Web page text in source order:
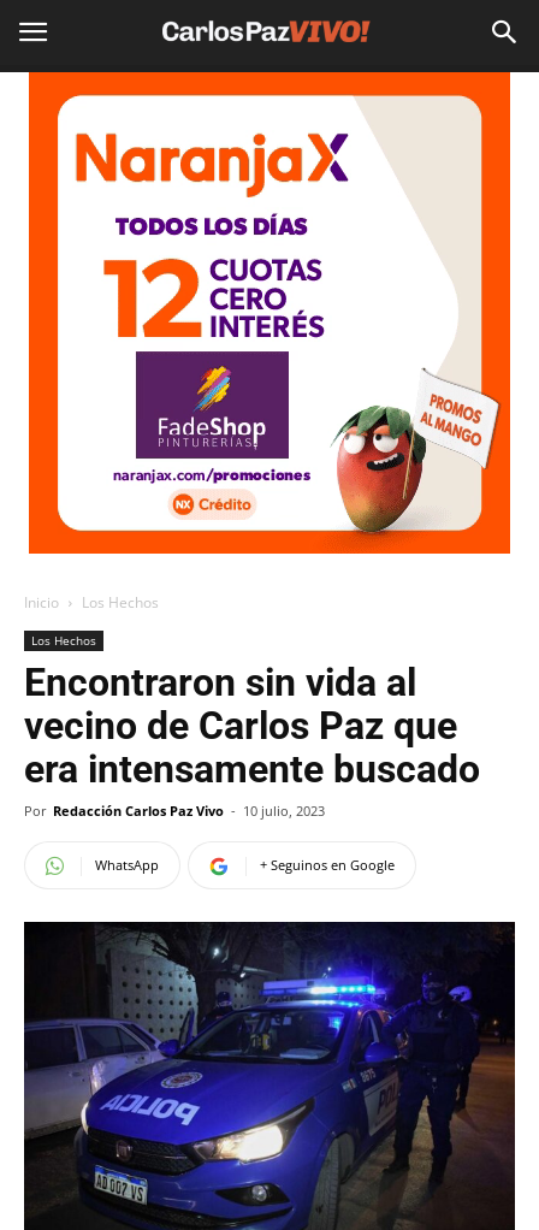
Inicio Los Hechos
Los Hechos
Encontraron sin vida al
vecino de Carlos Paz que
era intensamente buscado
Por Redacción Carlos Paz Vivo - 10 julio, 2023
WhatsApp + Seguinos en Google